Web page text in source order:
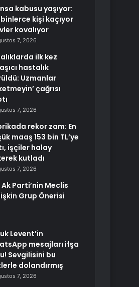
kabusu yaşıyor:
kişi kaçıyor
kovalıyor
7, 2026
ilk kez
hastalık
Uzmanlar
çağrısı
7, 2026
rekor zam: En
maaş 153 bin TL’ye
işçiler halay
kutladı
7, 2026
Parti’nin Meclis
Grup Önerisi
Levent’in
mesajları ifşa
Sevgilisini bu
dolandırmış
7, 2026